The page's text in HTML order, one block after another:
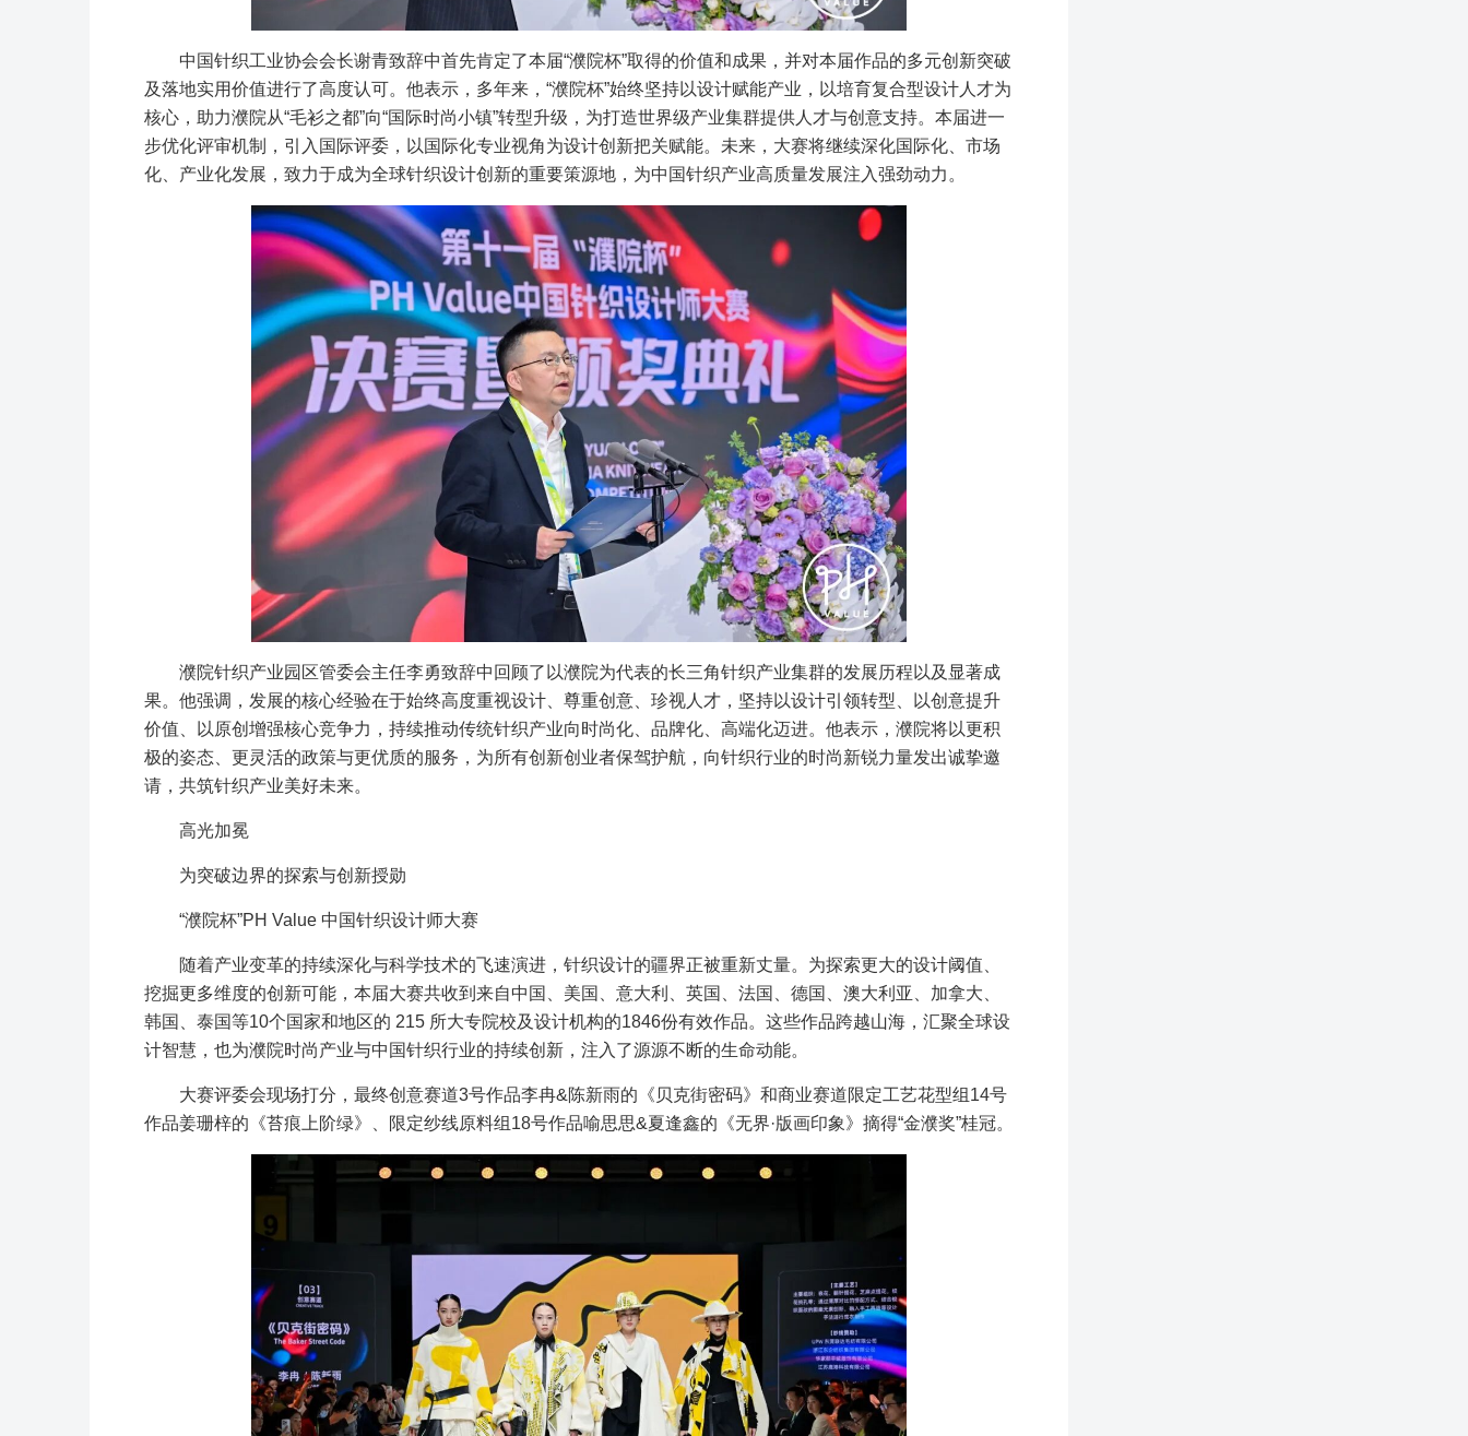
中国针织工业协会会长谢青致辞中首先肯定了本届“濮院杯”取得的价值和成果，并对本届作品的多元创新突破
及落地实用价值进行了高度认可。他表示，多年来，“濮院杯”始终坚持以设计赋能产业，以培育复合型设计人才为
核心，助力濮院从“毛衫之都”向“国际时尚小镇”转型升级，为打造世界级产业集群提供人才与创意支持。本届进一
步优化评审机制，引入国际评委，以国际化专业视角为设计创新把关赋能。未来，大赛将继续深化国际化、市场
化、产业化发展，致力于成为全球针织设计创新的重要策源地，为中国针织产业高质量发展注入强劲动力。
濮院针织产业园区管委会主任李勇致辞中回顾了以濮院为代表的长三角针织产业集群的发展历程以及显著成
果。他强调，发展的核心经验在于始终高度重视设计、尊重创意、珍视人才，坚持以设计引领转型、以创意提升
价值、以原创增强核心竞争力，持续推动传统针织产业向时尚化、品牌化、高端化迈进。他表示，濮院将以更积
极的姿态、更灵活的政策与更优质的服务，为所有创新创业者保驾护航，向针织行业的时尚新锐力量发出诚挚邀
请，共筑针织产业美好未来。
高光加冕
为突破边界的探索与创新授勋
“濮院杯”PH Value 中国针织设计师大赛
随着产业变革的持续深化与科学技术的飞速演进，针织设计的疆界正被重新丈量。为探索更大的设计阈值、
挖掘更多维度的创新可能，本届大赛共收到来自中国、美国、意大利、英国、法国、德国、澳大利亚、加拿大、
韩国、泰国等10个国家和地区的 215 所大专院校及设计机构的1846份有效作品。这些作品跨越山海，汇聚全球设
计智慧，也为濮院时尚产业与中国针织行业的持续创新，注入了源源不断的生命动能。
大赛评委会现场打分，最终创意赛道3号作品李冉&陈新雨的《贝克街密码》和商业赛道限定工艺花型组14号
作品姜珊梓的《苔痕上阶绿》、限定纱线原料组18号作品喻思思&夏逢鑫的《无界·版画印象》摘得“金濮奖”桂冠。